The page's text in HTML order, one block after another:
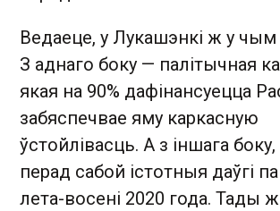
Ведаеце, у Лукашэнкі ж у
З аднаго боку — палітычная
якая на 90% дафінансуецца
забяспечвае яму каркасную
ўстойлівасць. А з іншага
перад сабой істотныя даўгі
лета-восені 2020 года. Тады